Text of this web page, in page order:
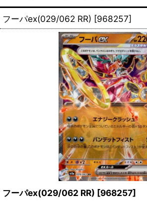
フーパex(029/062 RR) [968257]
フーパex(029/062 RR) [968257]